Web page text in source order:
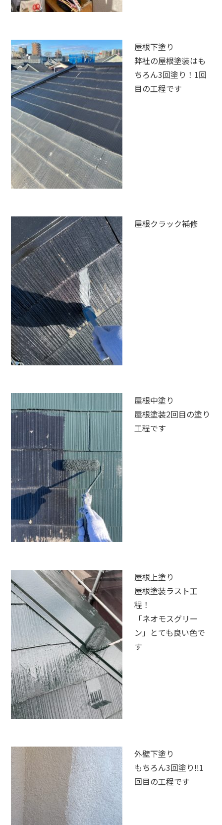
屋根下塗り
弊社の屋根塗装はも
ちろん3回塗り！1回
目の工程です
屋根クラック補修
屋根中塗り
屋根塗装2回目の塗り
工程です
屋根上塗り
屋根塗装ラスト工
程！
「ネオモスグリー
ン」とても良い色で
す
外壁下塗り
もちろん3回塗り‼1
回目の工程です